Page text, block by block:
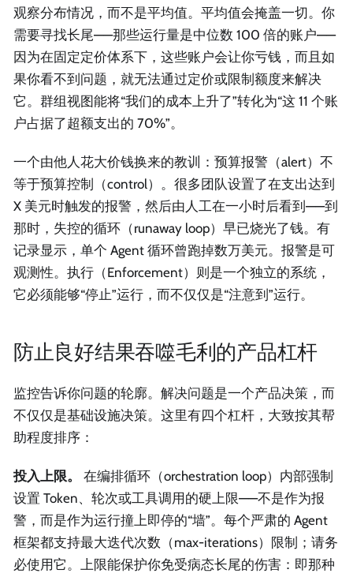
观察分布情况，而不是平均值。平均值会掩盖一切。你
需要寻找长尾——那些运行量是中位数 100 倍的账户——
因为在固定定价体系下，这些账户会让你亏钱，而且如
果你看不到问题，就无法通过定价或限制额度来解决
它。群组视图能将“我们的成本上升了”转化为“这 11 个账
户占据了超额支出的 70%”。
一个由他人花大价钱换来的教训：预算报警（alert）不
等于预算控制（control）。很多团队设置了在支出达到
X 美元时触发的报警，然后由人工在一小时后看到——到
那时，失控的循环（runaway loop）早已烧光了钱。有
记录显示，单个 Agent 循环曾跑掉数万美元。报警是可
观测性。执行（Enforcement）则是一个独立的系统，
它必须能够“停止”运行，而不仅仅是“注意到”运行。
防止良好结果吞噬毛利的产品杠杆
监控告诉你问题的轮廓。解决问题是一个产品决策，而
不仅仅是基础设施决策。这里有四个杠杆，大致按其帮
助程度排序：
投入上限。
在编排循环（orchestration loop）内部强制
设置 Token、轮次或工具调用的硬上限——不是作为报
警，而是作为运行撞上即停的“墙”。每个严肃的 Agent
框架都支持最大迭代次数（max-iterations）限制；请务
必使用它。上限能保护你免受病态长尾的伤害：即那种